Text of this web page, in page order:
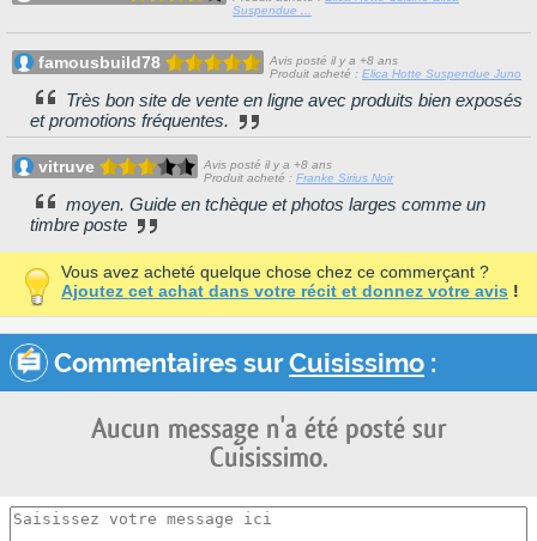
Suspendue ...
famousbuild78
Avis posté il y a +8 ans
Produit acheté : Elica Hotte Suspendue Juno
Très bon site de vente en ligne avec produits bien exposés
et promotions fréquentes.
vitruve
Avis posté il y a +8 ans
Produit acheté : Franke Sirius Noir
moyen. Guide en tchèque et photos larges comme un
timbre poste
Vous avez acheté quelque chose chez ce commerçant ?
Ajoutez cet achat dans votre récit et donnez votre avis !
Commentaires surCuisissimo :
Aucun message n'a été posté sur
Cuisissimo.